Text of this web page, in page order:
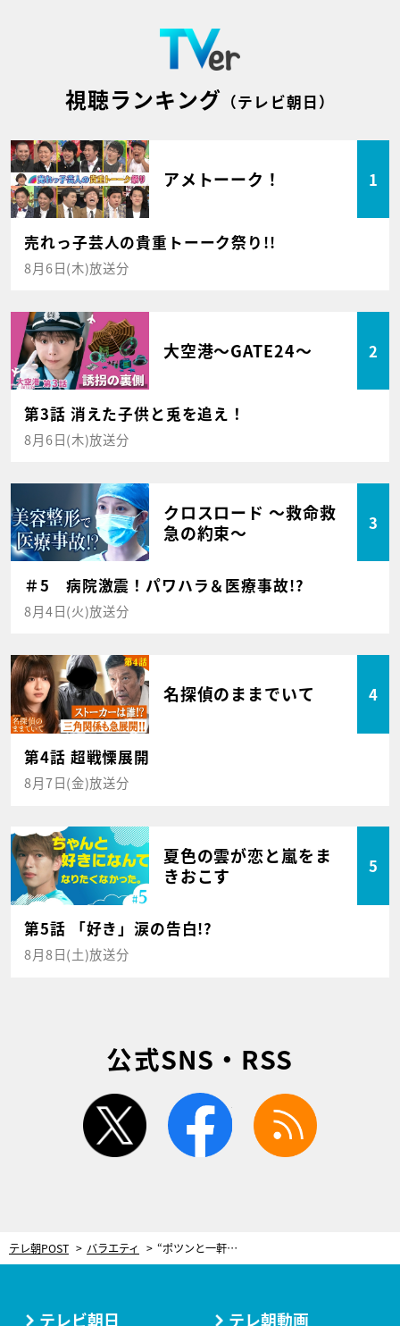
視聴ランキング （テレビ朝日）
アメトーーク！ 1
売れっ子芸人の貴重トーーク祭り!!
8月6日(木)放送分
大空港～GATE24～ 2
第3話 消えた子供と兎を追え！
8月6日(木)放送分
クロスロード ～救命救
急の約束～
3
＃5 病院激震！パワハラ＆医療事故!?
8月4日(火)放送分
名探偵のままでいて 4
第4話 超戦慄展開
8月7日(金)放送分
夏色の雲が恋と嵐をま
きおこす
5
第5話 「好き」涙の告白!?
8月8日(土)放送分
公式SNS・RSS
twitter facebook
テレ朝POST バラエティ “ポツンと一軒家”へ続く悪路を抜けると…ダム湖のほとりに現れた“昔話のような景色”
テレビ朝日 テレ朝動画